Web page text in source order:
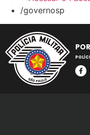
/governosp